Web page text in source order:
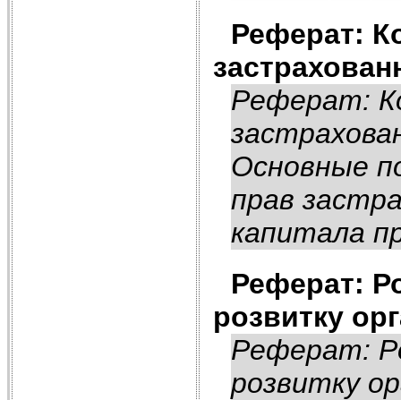
Реферат:
Реферат:
Основные
прав
капитала
Реферат:
розвитку
Реферат:
розвитку